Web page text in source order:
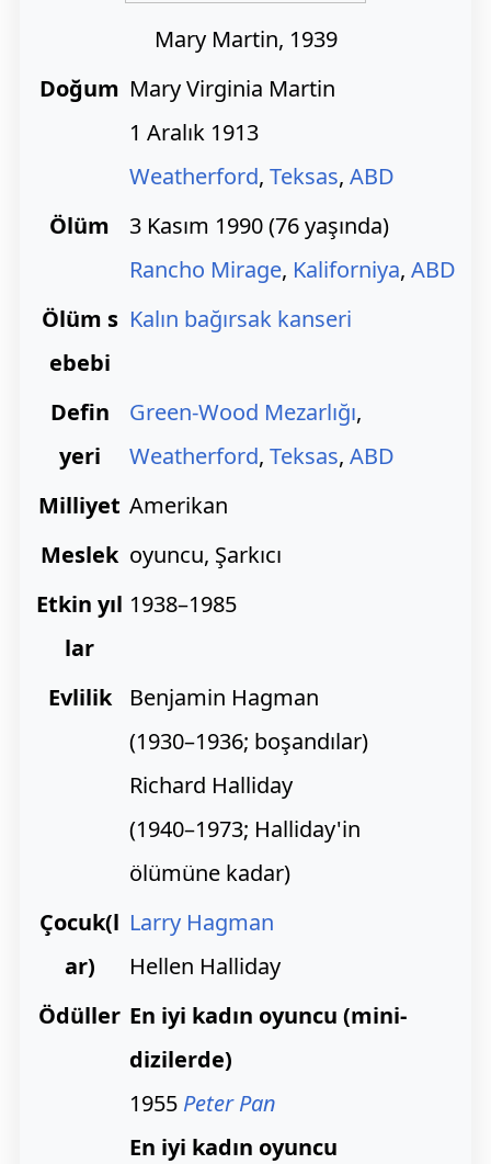
Mary Martin, 1939
Doğum Mary Virginia Martin
1 Aralık 1913
Weatherford, Teksas, ABD
Ölüm
3 Kasım 1990 (76 yaşında)
Rancho Mirage, Kaliforniya, ABD
Ölüm s
ebebi
Kalın bağırsak kanseri
Defin
yeri
Green-Wood Mezarlığı,
Weatherford, Teksas, ABD
Milliyet Amerikan
Meslek oyuncu, Şarkıcı
Etkin yıl
lar
1938–1985
Evlilik
Benjamin Hagman
(1930–1936; boşandılar)
Richard Halliday
(1940–1973; Halliday'in
ölümüne kadar)
Çocuk(l
ar)
Larry Hagman
Hellen Halliday
Ödüller En iyi kadın oyuncu (mini-
dizilerde)
1955 Peter Pan
En iyi kadın oyuncu